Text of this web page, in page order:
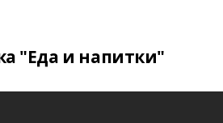
"Еда и напитки"